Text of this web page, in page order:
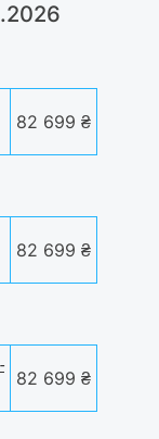
82 699 ₴
82 699 ₴
82 699 ₴